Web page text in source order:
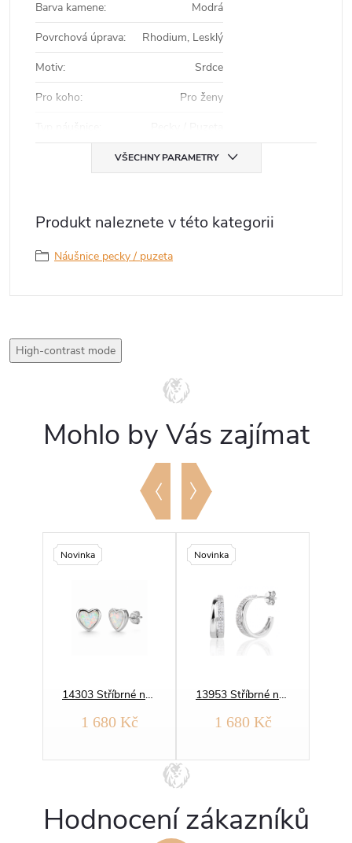
Barva kamene:
Modrá
Povrchová úprava:
Rhodium, Lesklý
Motiv:
Srdce
Pro koho:
Pro ženy
VŠECHNY PARAMETRY
Produkt naleznete v této kategorii
Náušnice pecky / puzeta
High-contrast mode
Mohlo by Vás zajímat
Novinka
14303 Stříbrné náušnice SRDCE opál
1 680 Kč
Novinka
13953 Stříbrné náušnice OBLOUK
1 680 Kč
Hodnocení zákazníků